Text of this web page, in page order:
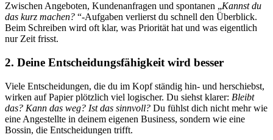
Zwischen Angeboten, Kundenanfragen und spontanen „Kannst du
das kurz machen? “-Aufgaben verlierst du schnell den Überblick.
Beim Schreiben wird oft klar, was Priorität hat und was eigentlich
nur Zeit frisst.
2. Deine Entscheidungsfähigkeit wird besser
Viele Entscheidungen, die du im Kopf ständig hin- und herschiebst,
wirken auf Papier plötzlich viel logischer. Du siehst klarer: Bleibt
das? Kann das weg? Ist das sinnvoll? Du fühlst dich nicht mehr wie
eine Angestellte in deinem eigenen Business, sondern wie eine
Bossin, die Entscheidungen trifft.